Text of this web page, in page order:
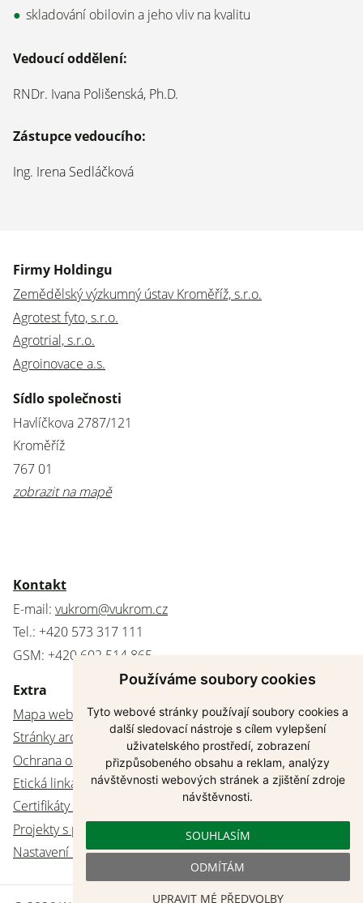
Používáme soubory cookies
Tyto webové stránky používají soubory cookies a
další sledovací nástroje s cílem vylepšení
uživatelského prostředí, zobrazení
přizpůsobeného obsahu a reklam, analýzy
návštěvnosti webových stránek a zjištění zdroje
návštěvnosti.
SOUHLASÍM
ODMÍTÁM
UPRAVIT MÉ PŘEDVOLBY
skladování obilovin a jeho vliv na kvalitu
Vedoucí oddělení:
RNDr. Ivana Polišenská, Ph.D.
Zástupce vedoucího:
Ing. Irena Sedláčková
Firmy Holdingu
Zemědělský výzkumný ústav Kroměříž, s.r.o.
Agrotest fyto, s.r.o.
Agrotrial, s.r.o.
Agroinovace a.s.
Sídlo společnosti
Havlíčkova 2787/121
Kroměříž
767 01
zobrazit na mapě
Kontakt
E-mail: vukrom@vukrom.cz
Tel.: +420 573 317 111
GSM: +420 602 514 865
Extra
Mapa webu
Stránky archivovány
Ochrana osobních údajů
Etická linka
Certifikáty a akreditace
Projekty s podporou z EU
Nastavení cookies